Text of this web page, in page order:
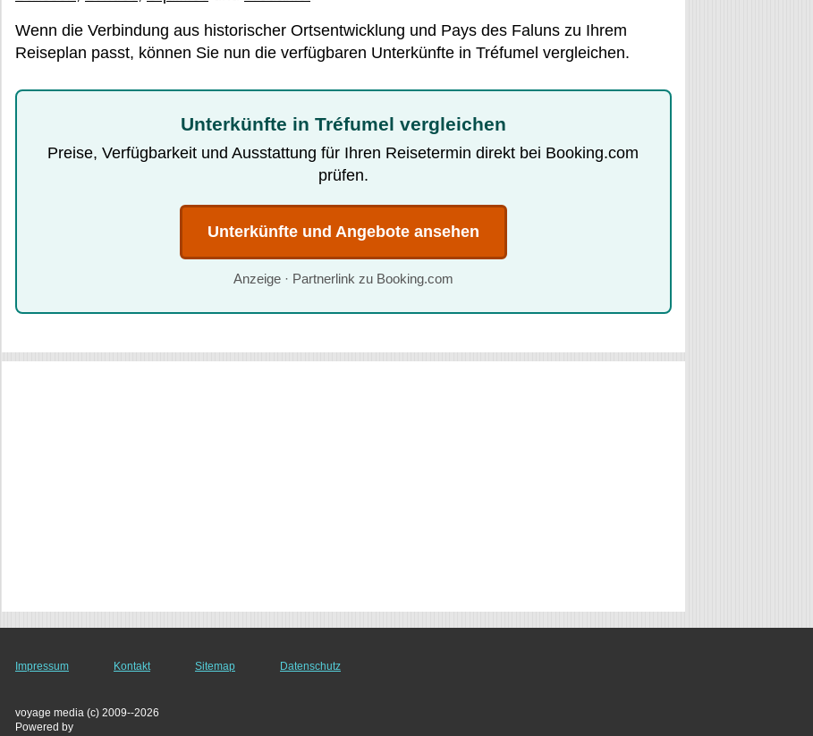
Wenn die Verbindung aus historischer Ortsentwicklung und Pays des Faluns zu Ihrem
Reiseplan passt, können Sie nun die verfügbaren Unterkünfte in Tréfumel vergleichen.
Unterkünfte in Tréfumel vergleichen
Preise, Verfügbarkeit und Ausstattung für Ihren Reisetermin direkt bei Booking.com
prüfen.
Unterkünfte und Angebote ansehen
Anzeige · Partnerlink zu Booking.com
Impressum Kontakt Sitemap Datenschutz
voyage media (c) 2009--2026
Powered by